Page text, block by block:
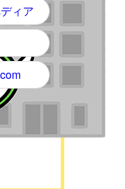
ィア